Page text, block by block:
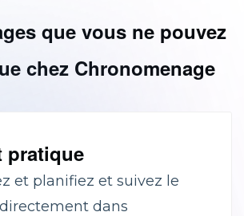
que vous ne pouvez
chez Chronomenage
pratique
et planifiez et suivez le
dans